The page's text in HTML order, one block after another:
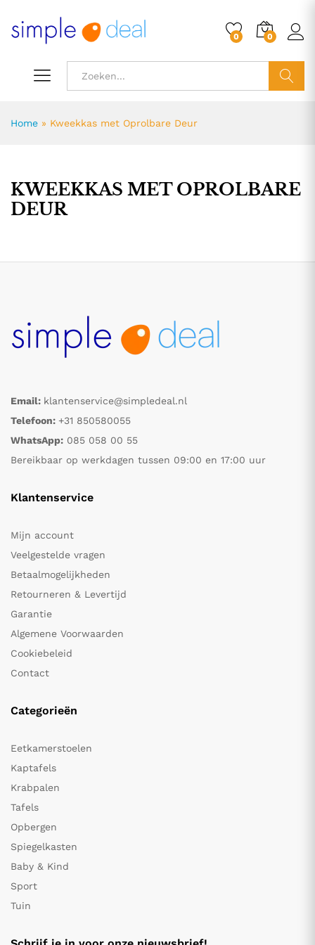
0 0
Home » Kweekkas met Oprolbare Deur
KWEEKKAS MET OPROLBARE
DEUR
Email: klantenservice@simpledeal.nl
Telefoon: +31 850580055
WhatsApp: 085 058 00 55
Bereikbaar op werkdagen tussen 09:00 en 17:00 uur
Klantenservice
Mijn account
Veelgestelde vragen
Betaalmogelijkheden
Retourneren & Levertijd
Garantie
Algemene Voorwaarden
Cookiebeleid
Contact
Categorieën
Eetkamerstoelen
Kaptafels
Krabpalen
Tafels
Opbergen
Spiegelkasten
Baby & Kind
Sport
Tuin